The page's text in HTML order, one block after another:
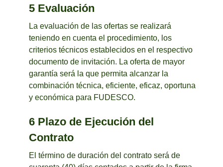
5 Evaluación
La evaluación de las ofertas se realizará
teniendo en cuenta el procedimiento, los
criterios técnicos establecidos en el respectivo
documento de invitación. La oferta de mayor
garantía será la que permita alcanzar la
combinación técnica, eficiente, eficaz, oportuna
y económica para FUDESCO.
6 Plazo de Ejecución del
Contrato
El término de duración del contrato será de